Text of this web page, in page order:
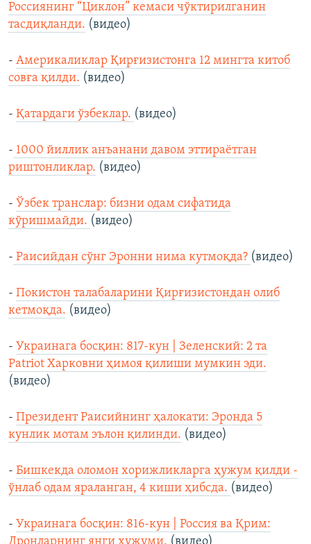
Россиянинг “Циклон” кемаси чўктирилганин
тасдиқланди. (видео)
- Америкаликлар Қирғизистонга 12 мингта китоб
совға қилди. (видео)
- Қатардаги ўзбеклар. (видео)
- 1000 йиллик анъанани давом эттираётган
риштонликлар. (видео)
- Ўзбек транслар: бизни одам сифатида
кўришмайди. (видео)
- Раисийдан сўнг Эронни нима кутмоқда? (видео)
- Покистон талабаларини Қирғизистондан олиб
кетмоқда. (видео)
- Украинага босқин: 817-кун | Зеленский: 2 та
Patriot Харковни ҳимоя қилиши мумкин эди.
(видео)
- Президент Раисийнинг ҳалокати: Эронда 5
кунлик мотам эълон қилинди. (видео)
- Бишкекда оломон хорижликларга ҳужум қилди -
ўнлаб одам яраланган, 4 киши ҳибсда. (видео)
- Украинага босқин: 816-кун | Россия ва Қрим: